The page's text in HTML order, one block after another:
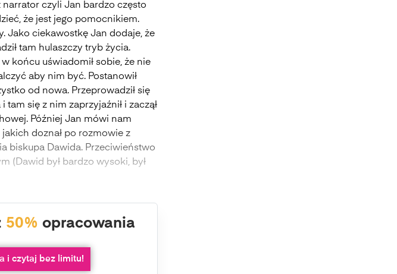
czyli Jan bardzo często
że jest jego pomocnikiem.
Jako ciekawostkę Jan dodaje, że
tam hulaszczy tryb życia.
końcu uświadomił sobie, że nie
aby nim być. Postanowił
od nowa. Przeprowadził się
tam się z nim zaprzyjaźnił i zaczął
Później Jan mówi nam
doznał po rozmowie z
biskupa Dawida. Przeciwieństwo
(Dawid był bardzo wysoki, był
50% opracowania
i czytaj bez limitu!